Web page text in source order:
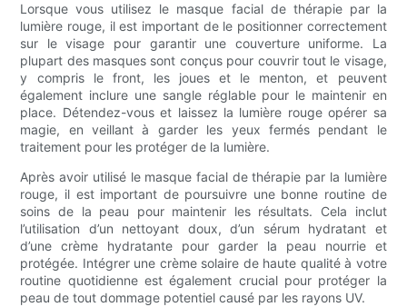
Lorsque vous utilisez le masque facial de thérapie par la
lumière rouge, il est important de le positionner correctement
sur le visage pour garantir une couverture uniforme. La
plupart des masques sont conçus pour couvrir tout le visage,
y compris le front, les joues et le menton, et peuvent
également inclure une sangle réglable pour le maintenir en
place. Détendez-vous et laissez la lumière rouge opérer sa
magie, en veillant à garder les yeux fermés pendant le
traitement pour les protéger de la lumière.
Après avoir utilisé le masque facial de thérapie par la lumière
rouge, il est important de poursuivre une bonne routine de
soins de la peau pour maintenir les résultats. Cela inclut
l’utilisation d’un nettoyant doux, d’un sérum hydratant et
d’une crème hydratante pour garder la peau nourrie et
protégée. Intégrer une crème solaire de haute qualité à votre
routine quotidienne est également crucial pour protéger la
peau de tout dommage potentiel causé par les rayons UV.